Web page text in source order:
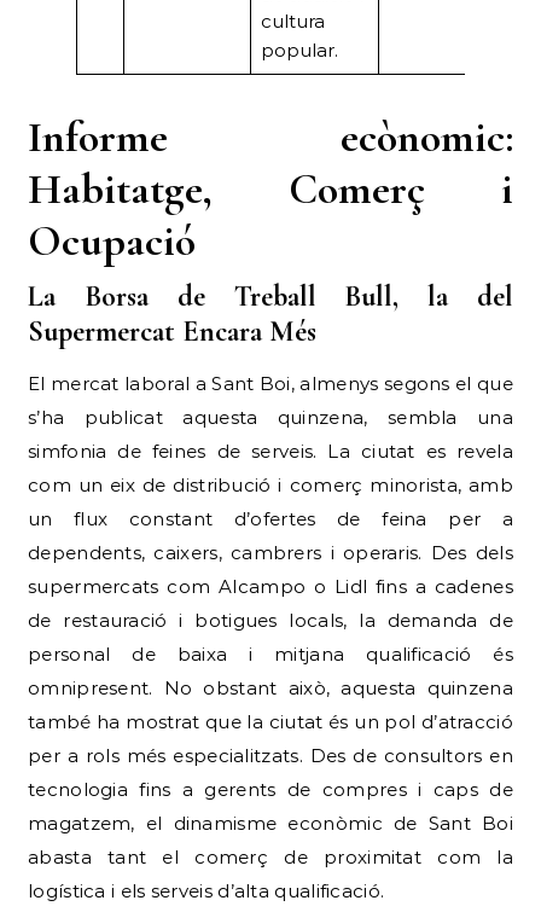
cultura
popular.
Informe ecònomic:
Habitatge, Comerç i
Ocupació
La Borsa de Treball Bull, la del
Supermercat Encara Més
El mercat laboral a Sant Boi, almenys segons el que
s’ha publicat aquesta quinzena, sembla una
simfonia de feines de serveis. La ciutat es revela
com un eix de distribució i comerç minorista, amb
un flux constant d’ofertes de feina per a
dependents, caixers, cambrers i operaris. Des dels
supermercats com Alcampo o Lidl fins a cadenes
de restauració i botigues locals, la demanda de
personal de baixa i mitjana qualificació és
omnipresent. No obstant això, aquesta quinzena
també ha mostrat que la ciutat és un pol d’atracció
per a rols més especialitzats. Des de consultors en
tecnologia fins a gerents de compres i caps de
magatzem, el dinamisme econòmic de Sant Boi
abasta tant el comerç de proximitat com la
logística i els serveis d’alta qualificació.